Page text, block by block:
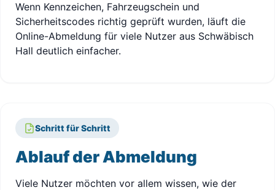
Wenn Kennzeichen, Fahrzeugschein und
Sicherheitscodes richtig geprüft wurden, läuft die
Online-Abmeldung für viele Nutzer aus Schwäbisch
Hall deutlich einfacher.
Schritt für Schritt
Ablauf der Abmeldung
Viele Nutzer möchten vor allem wissen, wie der